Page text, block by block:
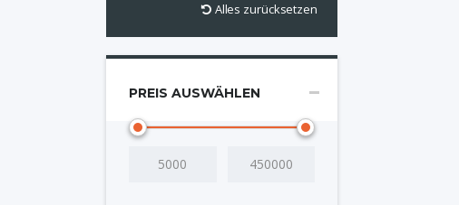
Alles zurücksetzen
PREIS AUSWÄHLEN